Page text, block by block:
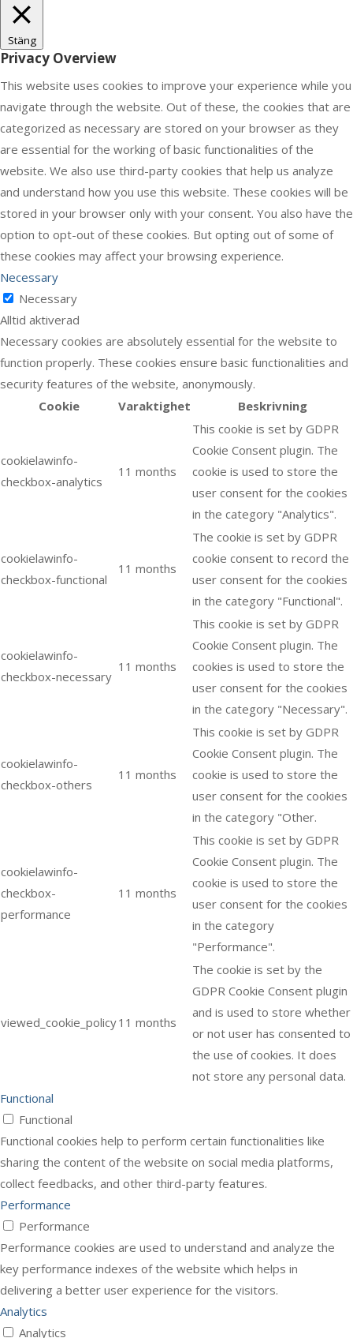
Stäng
Privacy Overview
This website uses cookies to improve your experience while you
navigate through the website. Out of these, the cookies that are
categorized as necessary are stored on your browser as they
are essential for the working of basic functionalities of the
website. We also use third-party cookies that help us analyze
and understand how you use this website. These cookies will be
stored in your browser only with your consent. You also have the
option to opt-out of these cookies. But opting out of some of
these cookies may affect your browsing experience.
Necessary
Necessary
Alltid aktiverad
Necessary cookies are absolutely essential for the website to
function properly. These cookies ensure basic functionalities and
security features of the website, anonymously.
Cookie
Varaktighet Beskrivning
cookielawinfo-
checkbox-analytics
11 months
This cookie is set by GDPR
Cookie Consent plugin. The
cookie is used to store the
user consent for the cookies
in the category "Analytics".
cookielawinfo-
checkbox-functional
11 months
The cookie is set by GDPR
cookie consent to record the
user consent for the cookies
in the category "Functional".
cookielawinfo-
checkbox-necessary
11 months
This cookie is set by GDPR
Cookie Consent plugin. The
cookies is used to store the
user consent for the cookies
in the category "Necessary".
cookielawinfo-
checkbox-others
11 months
This cookie is set by GDPR
Cookie Consent plugin. The
cookie is used to store the
user consent for the cookies
in the category "Other.
cookielawinfo-
checkbox-
performance
11 months
This cookie is set by GDPR
Cookie Consent plugin. The
cookie is used to store the
user consent for the cookies
in the category
"Performance".
viewed_cookie_policy11 months
The cookie is set by the
GDPR Cookie Consent plugin
and is used to store whether
or not user has consented to
the use of cookies. It does
not store any personal data.
Functional
Functional
Functional cookies help to perform certain functionalities like
sharing the content of the website on social media platforms,
collect feedbacks, and other third-party features.
Performance
Performance
Performance cookies are used to understand and analyze the
key performance indexes of the website which helps in
delivering a better user experience for the visitors.
Analytics
Analytics